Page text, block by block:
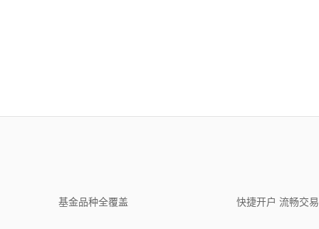
基金品种全覆盖 快捷开户 流畅交易